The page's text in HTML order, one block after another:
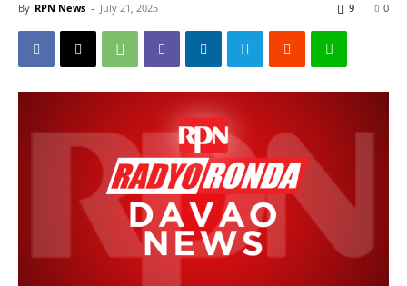
By RPN News - July 21, 2025 0
9